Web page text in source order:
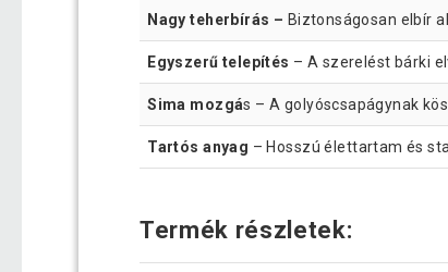
Nagy teherbírás – Biztonságosan elbír
Egyszerű telepítés – A szerelést bárki
Sima mozgás – A golyóscsapágynak
Tartós anyag – Hosszú élettartam és
Termék részletek: